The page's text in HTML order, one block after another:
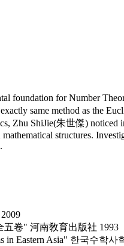
foundation for Number
same method as the
Zhu ShiJie(朱世傑)
structures.
卷" 河南敎育出版社 1993
in Eastern Asia" 한국수학사